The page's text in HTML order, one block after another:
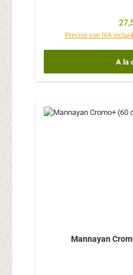
Precios con IVA
A la
Mannayan